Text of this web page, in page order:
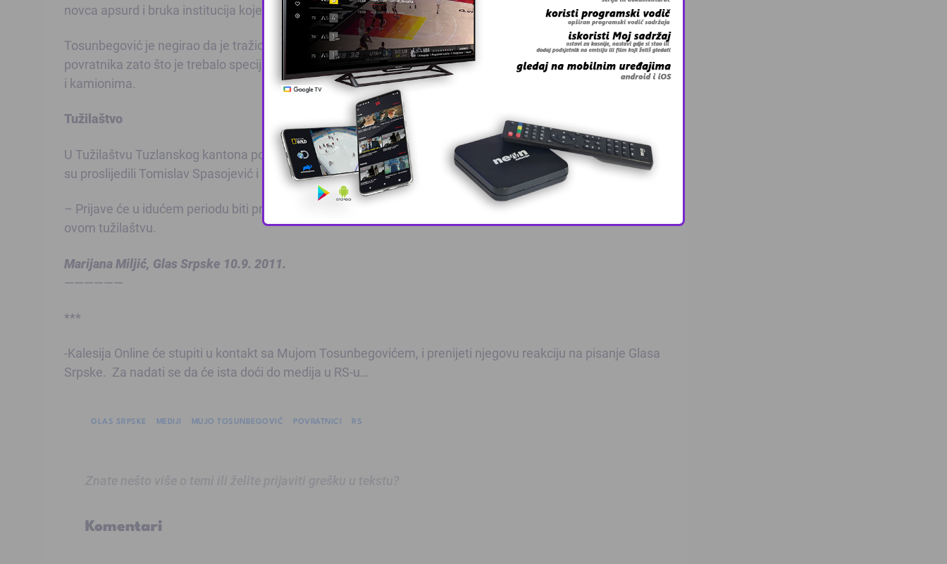
novca apsurd i bruka institucija koje se bave pitanjem povratka – kazao je Lukić.
Tosunbegović je negirao da je tražio novac od Spasojevića, te dodao da je novac za junice tražio od
povratnika zato što je trebalo specijalno vozilo za njihov prevoz, jer se nisu mogle transportovati u traktorima
i kamionima.
Tužilaštvo
U Tužilaštvu Tuzlanskog kantona potvrdili su da su primili prijavu protiv Muje Tosunbegovića iz Kalesije, koju
su proslijedili Tomislav Spasojević i Zoran Lukić.
– Prijave će u idućem periodu biti predmet analize i utvrdiće se da li učinjeno krivično djelo – kazali su u
ovom tužilaštvu.
Marijana Miljić, Glas Srpske 10.9. 2011.
——————
***
-Kalesija Online će stupiti u kontakt sa Mujom Tosunbegovićem, i prenijeti njegovu reakciju na pisanje Glasa
Srpske. Za nadati se da će ista doći do medija u RS-u…
GLAS SRPSKE MEDIJI MUJO TOSUNBEGOVIĆ POVRATNICI RS
Komentari